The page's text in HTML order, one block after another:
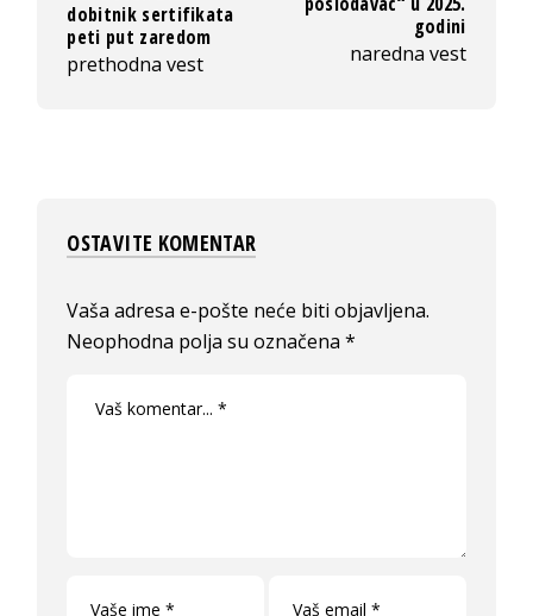
dobitnik sertifikata
peti put zaredom
prethodna vest
godini
naredna vest
OSTAVITE KOMENTAR
Vaša adresa e-pošte neće biti objavljena.
Neophodna polja su označena*